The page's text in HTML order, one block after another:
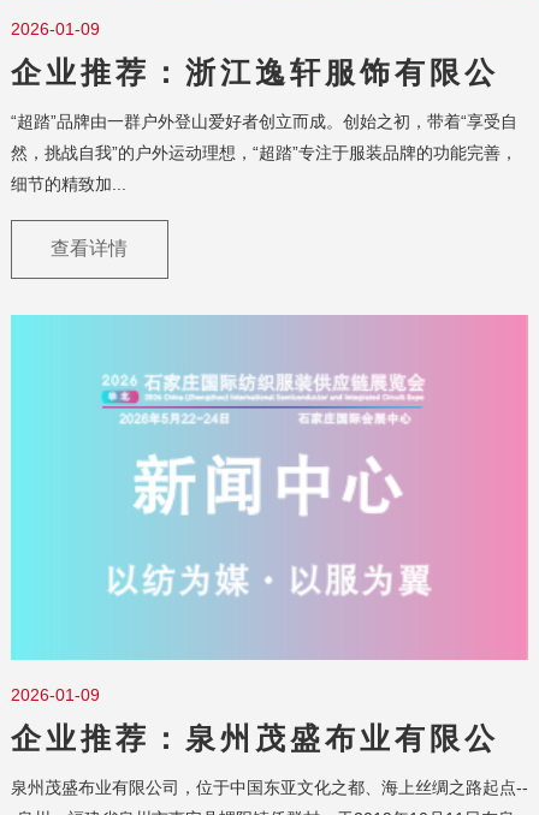
2026-01-09
企业推荐：浙江逸轩服饰有限公
司
“超踏”品牌由一群户外登山爱好者创立而成。创始之初，带着“享受自
然，挑战自我”的户外运动理想，“超踏”专注于服装品牌的功能完善，
细节的精致加...
查看详情
2026-01-09
企业推荐：泉州茂盛布业有限公
司
泉州茂盛布业有限公司，位于中国东亚文化之都、海上丝绸之路起点--